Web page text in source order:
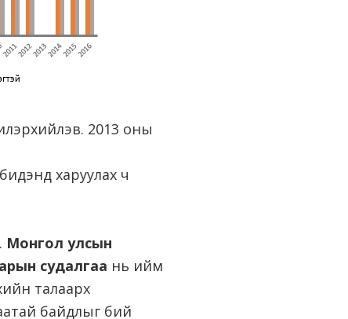
2013 оны
харуулах ч
Монгол улсын
судалгаа нь ийм
талаарх
байдлыг бий